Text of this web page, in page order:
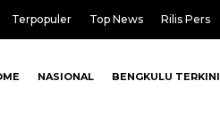
Terpopuler Top News Rilis Pers
NASIONAL BENGKULU TERKINI